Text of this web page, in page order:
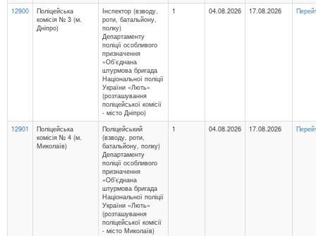
12900
Поліцейська
комісія № 3 (м.
Дніпро)
Інспектор (взводу,
роти, батальйону,
полку)
Департаменту
поліції особливого
призначення
«Об’єднана
штурмова бригада
Національної поліції
України «Лють»
(розташування
поліцейської комісії
- місто Дніпро)
1 04.08.2026 17.08.2026
12901
Поліцейська
комісія № 4 (м.
Миколаїв)
Поліцейський
(взводу, роти,
батальйону, полку)
Департаменту
поліції особливого
призначення
«Об’єднана
штурмова бригада
Національної поліції
України «Лють»
(розташування
поліцейської комісії
- місто Миколаїв)
1 04.08.2026 17.08.2026